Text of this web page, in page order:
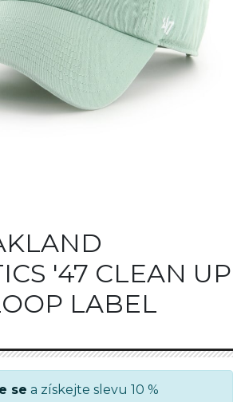
'47 CLEAN UP
LABEL
se a získejte slevu 10 %